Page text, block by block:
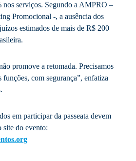
nos serviços. Segundo a AMPRO –
Promocional -, a ausência dos
estimados de mais de R$ 200
promove a retomada. Precisamos
funções, com segurança”, enfatiza
em participar da passeata devem
site do evento: